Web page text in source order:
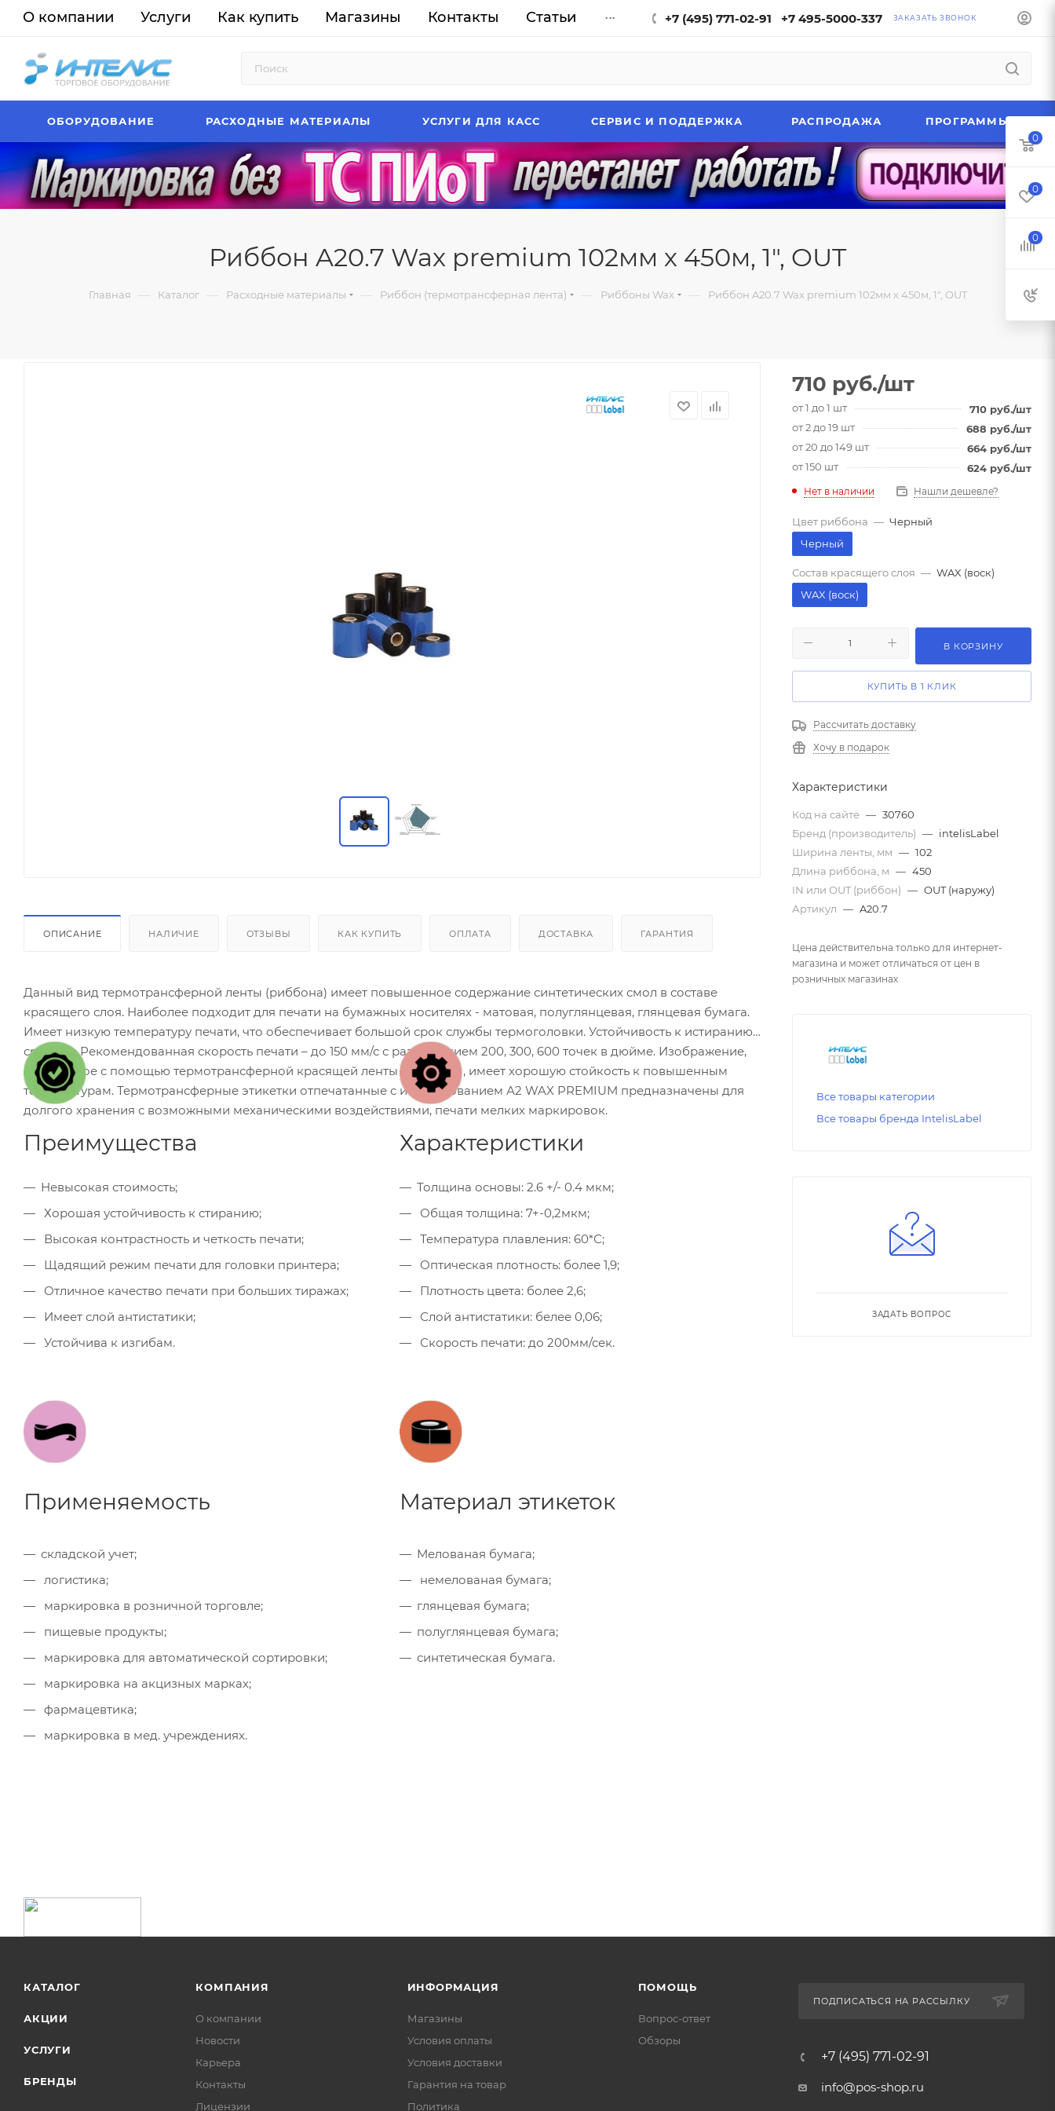
О компании Услуги Как купить Магазины Контакты Статьи ... +7 (495) 771-02-91 +7 495-5000-337 ЗАКАЗАТЬ ЗВОНОК
ОБОРУДОВАНИЕ РАСХОДНЫЕ МАТЕРИАЛЫ УСЛУГИ ДЛЯ КАСС СЕРВИС И ПОДДЕРЖКА РАСПРОДАЖА ПРОГРАММЫ
Риббон A20.7 Wax premium 102мм х 450м, 1", OUT
Главная — Каталог — Расходные материалы — Риббон (термотрансферная лента) — Риббоны Wax — Риббон A20.7 Wax premium 102мм х 450м, 1", OUT
ОПИСАНИЕ НАЛИЧИЕ ОТЗЫВЫ КАК КУПИТЬ ОПЛАТА ДОСТАВКА ГАРАНТИЯ
Данный вид термотрансферной ленты (риббона) имеет повышенное содержание синтетических смол в составе
красящего слоя. Наиболее подходит для печати на бумажных носителях - матовая, полуглянцевая, глянцевая бумага.
Имеет низкую температуру печати, что обеспечивает большой срок службы термоголовки. Устойчивость к истиранию -
средняя. Рекомендованная скорость печати – до 150 мм/с с разрешением 200, 300, 600 точек в дюйме. Изображение,
полученное с помощью термотрансферной красящей ленты (риббона), имеет хорошую стойкость к повышенным
температурам. Термотрансферные этикетки отпечатанные с использованием А2 WAX PREMIUM предназначены для
долгого хранения с возможными механическими воздействиями, печати мелких маркировок.
Преимущества
Невысокая стоимость;
Хорошая устойчивость к стиранию;
Высокая контрастность и четкость печати;
Щадящий режим печати для головки принтера;
Отличное качество печати при больших тиражах;
Имеет слой антистатики;
Устойчива к изгибам.
Характеристики
Толщина основы: 2.6 +/- 0.4 мкм;
Общая толщина: 7+­-0,2мкм;
Температура плавления: 60*С;
Оптическая плотность: более 1,9;
Плотность цвета: более 2,6;
Слой антистатики: белее 0,06;
Скорость печати: до 200мм/сек.
Применяемость
складской учет;
логистика;
маркировка в розничной торговле;
пищевые продукты;
маркировка для автоматической сортировки;
маркировка на акцизных марках;
фармацевтика;
маркировка в мед. учреждениях.
Материал этикеток
Мелованая бумага;
немелованая бумага;
глянцевая бумага;
полуглянцевая бумага;
синтетическая бумага.
710 руб./шт
от 1 до 1 шт 710 руб./шт
от 2 до 19 шт
688 руб./шт
от 20 до 149 шт
664 руб./шт
от 150 шт
624 руб./шт
Нет в наличии Нашли дешевле?
Цвет риббона — Черный
Черный
Состав красящего слоя — WAX (воск)
WAX (воск)
В КОРЗИНУ
КУПИТЬ В 1 КЛИК
Рассчитать доставку
Хочу в подарок
Характеристики
Код на сайте — 30760
Бренд (производитель) — intelisLabel
Ширина ленты, мм — 102
Длина риббона, м — 450
IN или OUT (риббон) — OUT (наружу)
Артикул — A20.7
Цена действительна только для интернет-
магазина и может отличаться от цен в
розничных магазинах
Все товары категории
Все товары бренда IntelisLabel
ЗАДАТЬ ВОПРОС
КАТАЛОГ
АКЦИИ
УСЛУГИ
БРЕНДЫ
КОМПАНИЯ
О компании
Новости
Карьера
Контакты
Лицензии
ИНФОРМАЦИЯ
Магазины
Условия оплаты
Условия доставки
Гарантия на товар
Политика
ПОМОЩЬ
Вопрос-ответ
Обзоры
ПОДПИСАТЬСЯ НА РАССЫЛКУ
+7 (495) 771-02-91
info@pos-shop.ru
0
0
0